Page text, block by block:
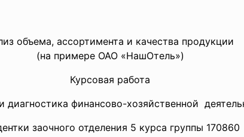
объема, ассортимента и качества продукции
(на примере ОАО «НашОтель»)
Курсовая работа
диагностика финансово-хозяйственной
заочного отделения 5 курса группы 170860